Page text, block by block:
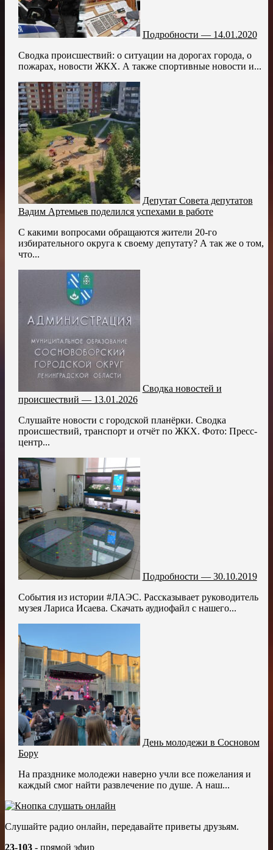
Подробности — 14.01.2020
Сводка происшествий: о ситуации на дорогах города, о
пожарах, новости ЖКХ. А также спортивные новости и...
Депутат Совета депутатов
Вадим Артемьев поделился успехами в работе
С какими вопросами обращаются жители 20-го
избирательного округа к своему депутату? А так же о том,
что...
Сводка новостей и
происшествий — 13.01.2026
Слушайте новости с городской планёрки. Сводка
происшествий, транспорт и отчёт по ЖКХ. Фото: Пресс-
центр...
Подробности — 30.10.2019
События из истории #ЛАЭС. Рассказывает руководитель
музея Лариса Исаева. Скачать аудиофайл с нашего...
День молодежи в Сосновом
Бору
На празднике молодежи наверно учли все пожелания и
каждый смог найти развлечение по душе. А наш...
Слушайте радио онлайн, передавайте приветы друзьям.
23-103 - прямой эфир